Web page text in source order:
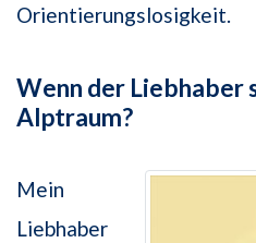
Orientierungslosigkeit.
Wenn der Liebhaber
Alptraum?
Mein
Liebhaber